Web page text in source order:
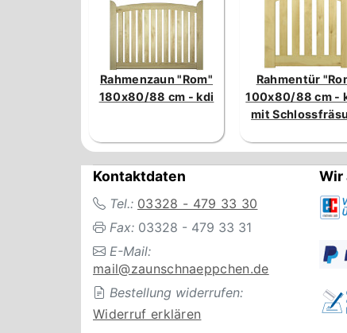
Rahmenzaun "Rom"
180x80/88 cm - kdi
Rahmentür
100x80/88 cm -
mit
Kontaktdaten
Tel.: 03328 - 479 33 30
Fax: 03328 - 479 33 31
E-Mail:
mail@zaunschnaeppchen.de
Bestellung widerrufen:
Widerruf erklären
Wir